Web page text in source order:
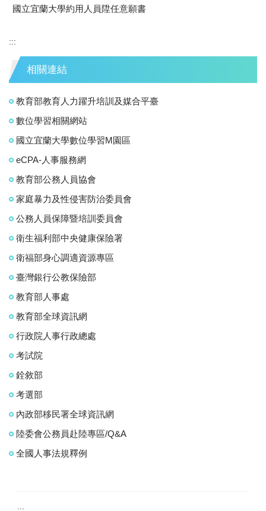
國立宜蘭大學約用人員陞任意願書
:::
相關連結
教育部教育人力躍升培訓及媒合平臺
數位學習相關網站
國立宜蘭大學數位學習M園區
eCPA-人事服務網
教育部公務人員協會
家庭暴力及性侵害防治委員會
公務人員保障暨培訓委員會
衛生福利部中央健康保險署
衛福部身心調適資源專區
臺灣銀行公教保險部
教育部人事處
教育部全球資訊網
行政院人事行政總處
考試院
銓敘部
考選部
內政部移民署全球資訊網
陸委會公務員赴陸專區/Q&A
全國人事法規釋例